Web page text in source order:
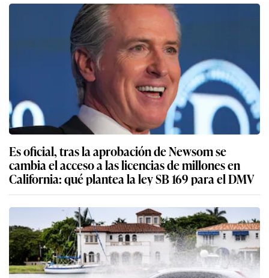
Es oficial, tras la aprobación de Newsom se
cambia el acceso a las licencias de millones en
California: qué plantea la ley SB 169 para el DMV